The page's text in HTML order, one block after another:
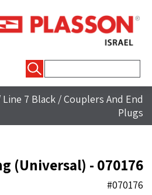
Line 7 Black /Couplers And End
Plugs
(Universal) - 070176
#070176